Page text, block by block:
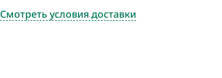
Смотреть условия доставки